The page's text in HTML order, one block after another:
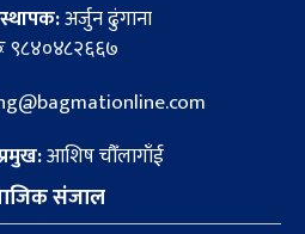
अर्जुन ढुंगाना
९८४०४८२६६७
आशिष चौँलागाँई
संजाल